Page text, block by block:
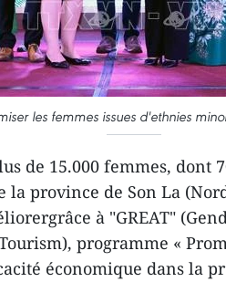
les femmes issues d'ethnies
de 15.000 femmes, dont
la province de Son La
à "GREAT"
programme «
économique dans la